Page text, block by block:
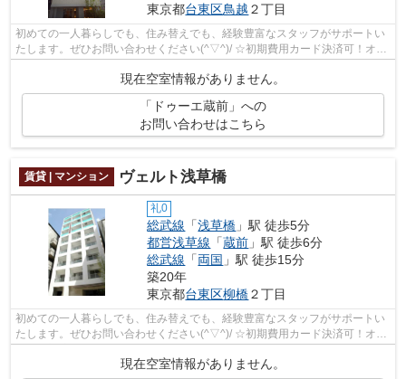
東京都台東区鳥越 ２丁目
初めての一人暮らしでも、住み替えでも、経験豊富なスタッフがサポートい
たします。ぜひお問い合わせください(^▽^)/ ☆初期費用カード決済可！オン
現在空室情報がありません。
「ドゥーエ蔵前」への
お問い合わせはこちら
賃貸 | マンション ヴェルト浅草橋
礼0
総武線 「浅草橋 」駅 徒歩5分
都営浅草線 「蔵前 」駅 徒歩6分
総武線 「両国 」駅 徒歩15分
築20年
東京都台東区柳橋２丁目
初めての一人暮らしでも、住み替えでも、経験豊富なスタッフがサポートい
たします。ぜひお問い合わせください(^▽^)/ ☆初期費用カード決済可！オン
現在空室情報がありません。